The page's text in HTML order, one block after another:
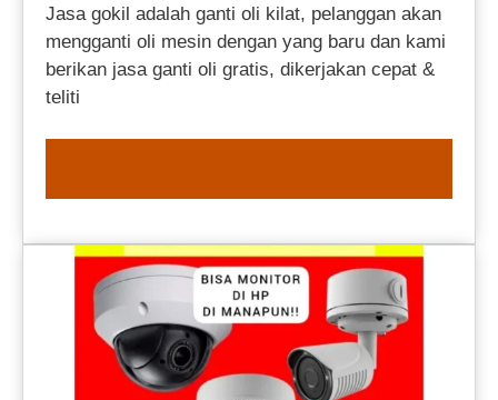
Jasa gokil adalah ganti oli kilat, pelanggan akan
mengganti oli mesin dengan yang baru dan kami
berikan jasa ganti oli gratis, dikerjakan cepat &
teliti